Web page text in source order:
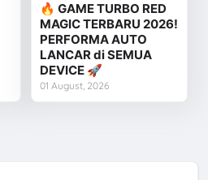
🔥 GAME TURBO RED
MAGIC TERBARU 2026!
PERFORMA AUTO
LANCAR di SEMUA
DEVICE 🚀
01 August, 2026